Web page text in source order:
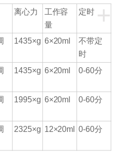
+
离心力
工作容
量
定时
1435×g 6×20ml
不带定
时
1435×g 6×20ml 0-60分
1995×g 6×20ml 0-60分
2325×g 12×20ml 0-60分